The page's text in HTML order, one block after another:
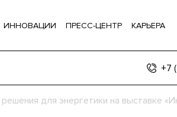
ИННОВАЦИИ ПРЕСС-ЦЕНТР КАРЬЕРА
+7
для энергетики на выставке